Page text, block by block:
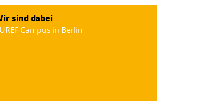
sind dabei
Campus in Berlin